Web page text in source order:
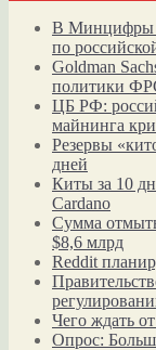
В Минцифры
по
Goldman
политики
ЦБ РФ:
майнинга
Резервы
дней
Киты за 10
Cardano
Сумма
$8,6 млрд
Reddit
Чего ждать
Опрос: